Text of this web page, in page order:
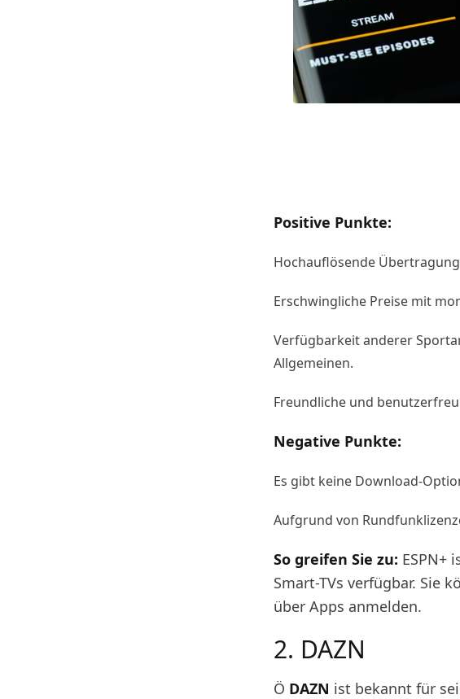
Positive Punkte:
Hochauflösende
Erschwingliche Preise mit
Verfügbarkeit anderer
Allgemeinen.
Freundliche und
Negative Punkte:
Es gibt keine Download-
Aufgrund von
So greifen Sie zu: ESPN+
Smart-TVs verfügbar. Sie
über Apps anmelden.
2. DAZN
Ö DAZN ist bekannt für